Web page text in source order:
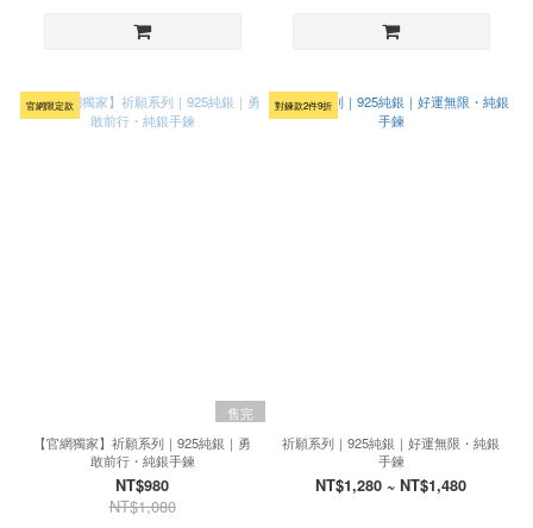
官網限定款
售完
【官網獨家】祈願系列｜925純銀｜勇
敢前行・純銀手鍊
NT$980
NT$1,080
對鍊款2件9折
祈願系列｜925純銀｜好運無限・純銀
手鍊
NT$1,280 ~ NT$1,480